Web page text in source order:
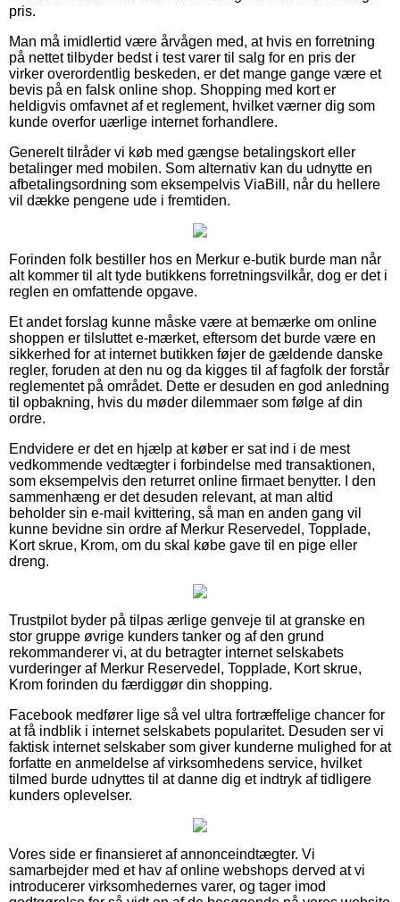
pris.
Man må imidlertid være årvågen med, at hvis en forretning
på nettet tilbyder bedst i test varer til salg for en pris der
virker overordentlig beskeden, er det mange gange være et
bevis på en falsk online shop. Shopping med kort er
heldigvis omfavnet af et reglement, hvilket værner dig som
kunde overfor uærlige internet forhandlere.
Generelt tilråder vi køb med gængse betalingskort eller
betalinger med mobilen. Som alternativ kan du udnytte en
afbetalingsordning som eksempelvis ViaBill, når du hellere
vil dække pengene ude i fremtiden.
Forinden folk bestiller hos en Merkur e-butik burde man når
alt kommer til alt tyde butikkens forretningsvilkår, dog er det i
reglen en omfattende opgave.
Et andet forslag kunne måske være at bemærke om online
shoppen er tilsluttet e-mærket, eftersom det burde være en
sikkerhed for at internet butikken føjer de gældende danske
regler, foruden at den nu og da kigges til af fagfolk der forstår
reglementet på området. Dette er desuden en god anledning
til opbakning, hvis du møder dilemmaer som følge af din
ordre.
Endvidere er det en hjælp at køber er sat ind i de mest
vedkommende vedtægter i forbindelse med transaktionen,
som eksempelvis den returret online firmaet benytter. I den
sammenhæng er det desuden relevant, at man altid
beholder sin e-mail kvittering, så man en anden gang vil
kunne bevidne sin ordre af Merkur Reservedel, Topplade,
Kort skrue, Krom, om du skal købe gave til en pige eller
dreng.
Trustpilot byder på tilpas ærlige genveje til at granske en
stor gruppe øvrige kunders tanker og af den grund
rekommanderer vi, at du betragter internet selskabets
vurderinger af Merkur Reservedel, Topplade, Kort skrue,
Krom forinden du færdiggør din shopping.
Facebook medfører lige så vel ultra fortræffelige chancer for
at få indblik i internet selskabets popularitet. Desuden ser vi
faktisk internet selskaber som giver kunderne mulighed for at
forfatte en anmeldelse af virksomhedens service, hvilket
tilmed burde udnyttes til at danne dig et indtryk af tidligere
kunders oplevelser.
Vores side er finansieret af annonceindtægter. Vi
samarbejder med et hav af online webshops derved at vi
introducerer virksomhedernes varer, og tager imod